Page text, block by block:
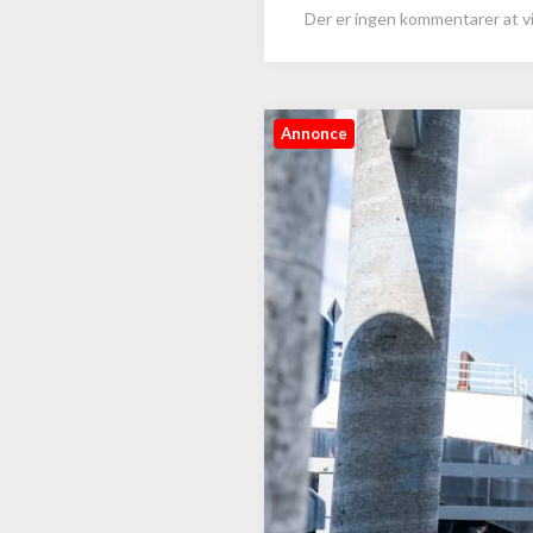
Der er ingen kommentarer at
Annonce